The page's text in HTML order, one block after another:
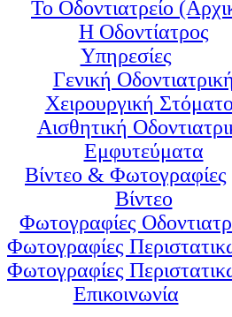
Το Οδοντιατρείο
Η Οδοντίατρος
Υπηρεσίες
Γενική
Χειρουργική
Αισθητική
Εμφυτεύματα
Βίντεο & Φωτογραφίες
Βίντεο
Φωτογραφίες
Φωτογραφίες
Φωτογραφίες
Επικοινωνία